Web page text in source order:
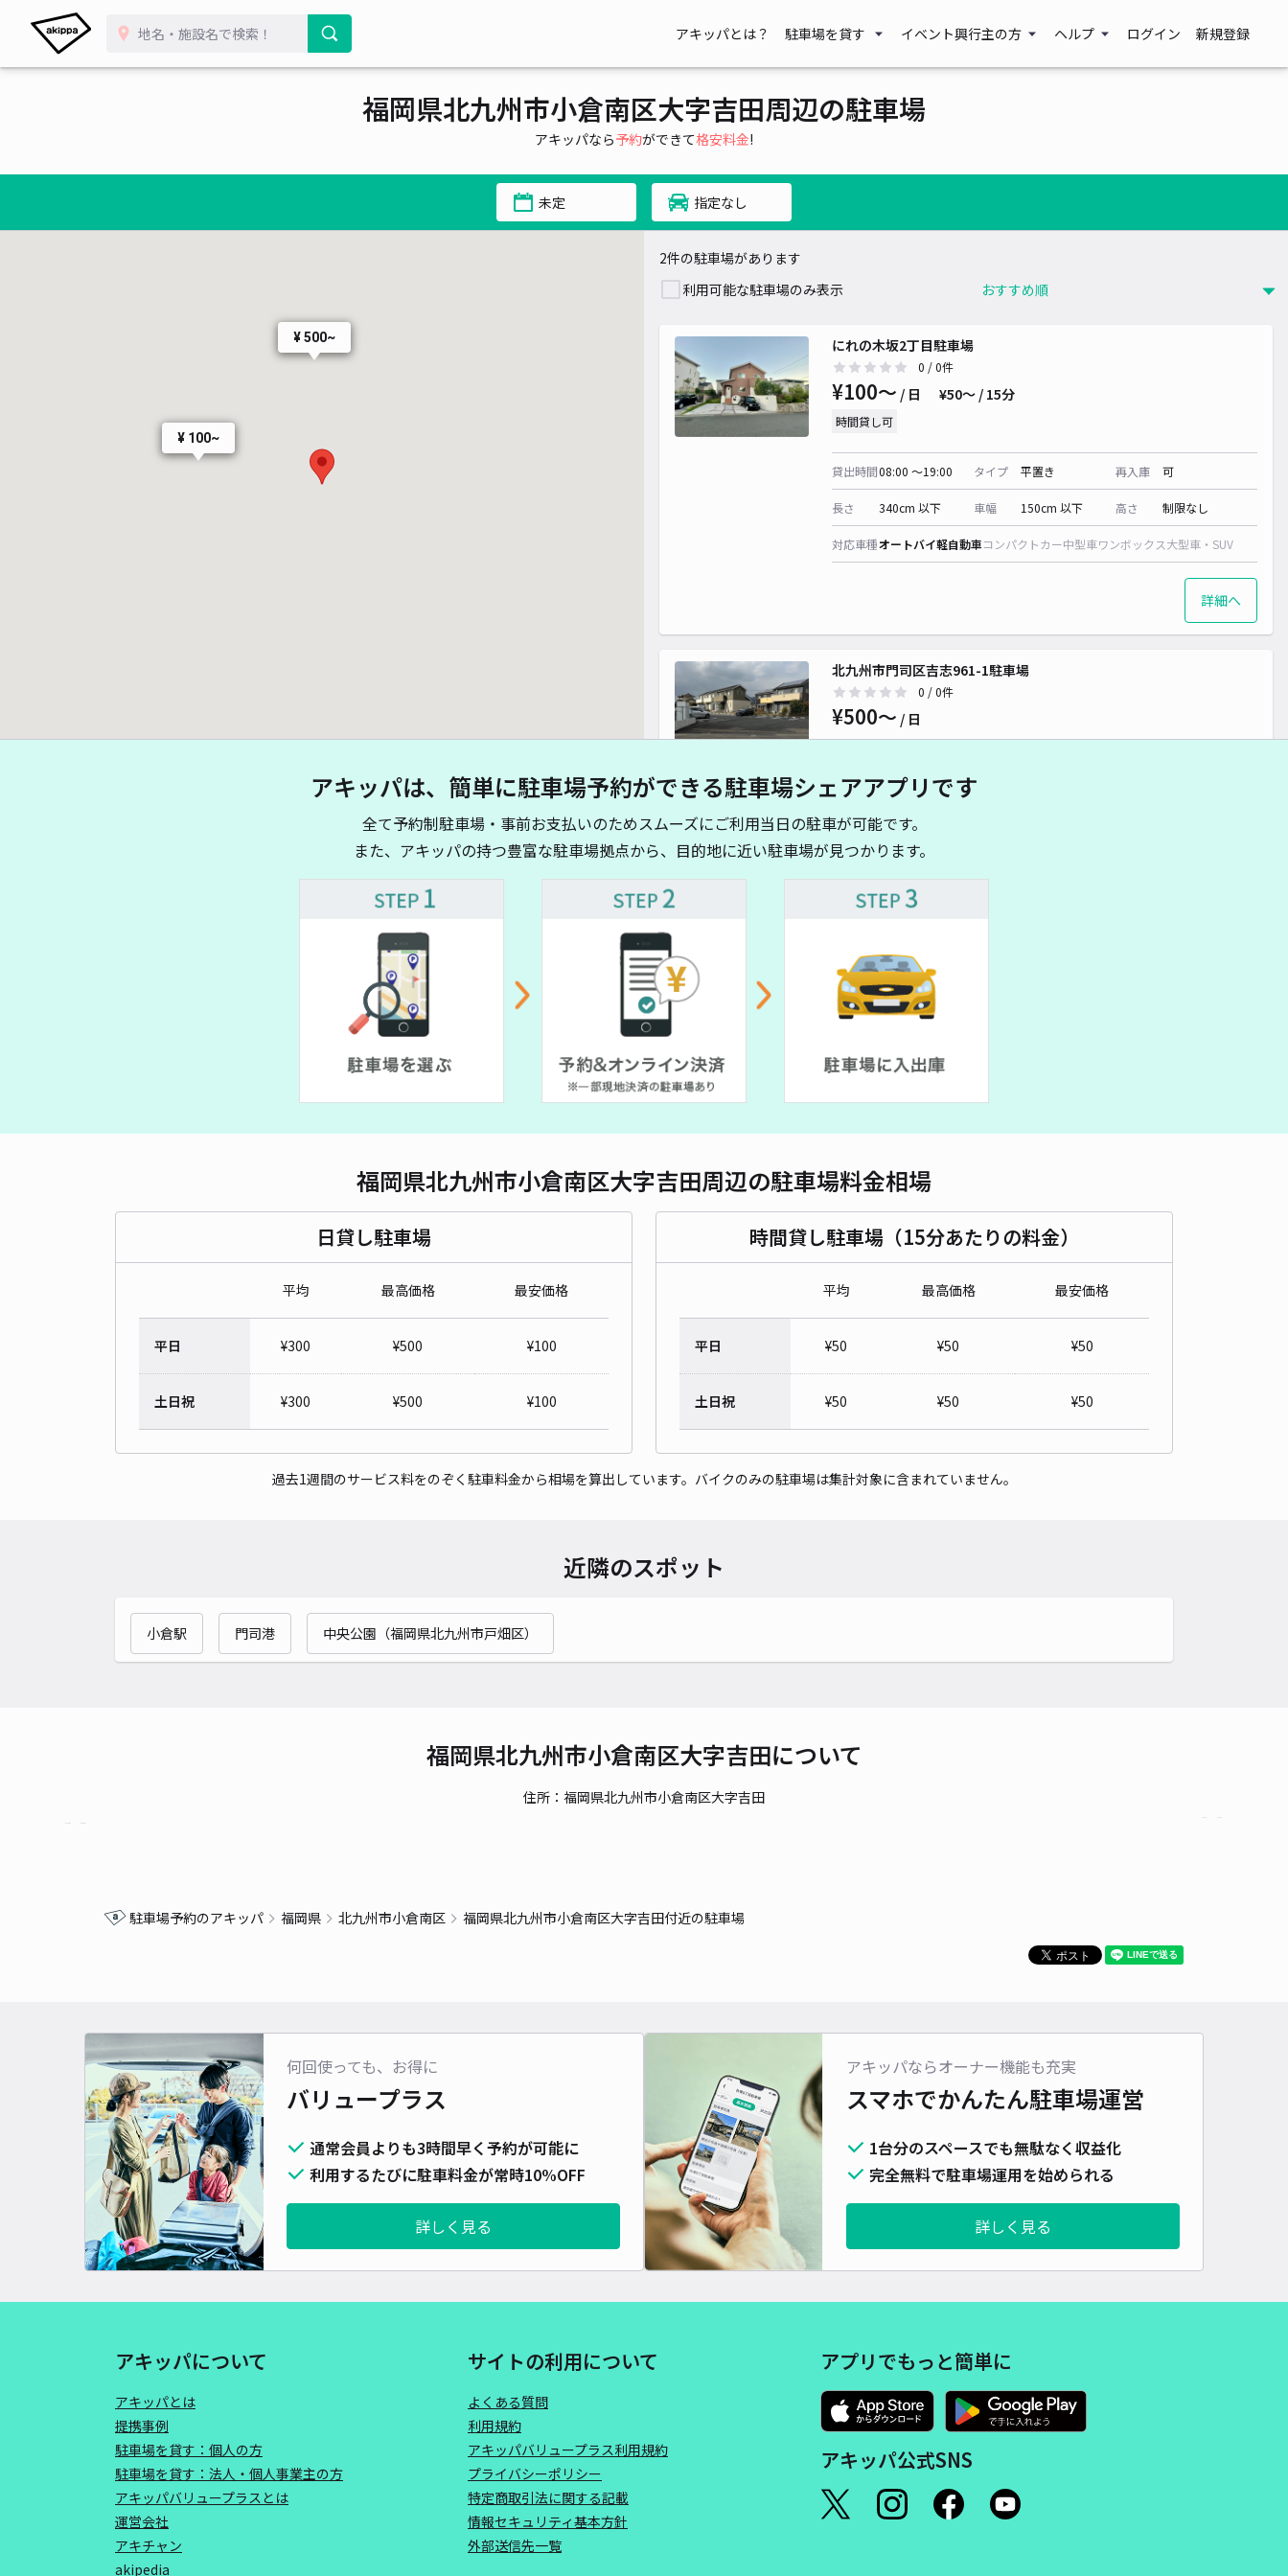
アキッパとは？ 駐車場を貸す イベント興行主の方 ヘルプ ログイン 新規登録
福岡県北九州市小倉南区大字吉田周辺の駐車場
アキッパなら予約ができて格安料金!
未定 指定なし
¥ 100~
¥ 500~
2件の駐車場があります
利用可能な駐車場のみ表示
にれの木坂2丁目駐車場
0 / 0件
¥100〜 / 日 ¥50〜 / 15分
時間貸し可
貸出時間08:00 〜19:00 タイプ 平置き 再入庫 可
長さ 340cm 以下 車幅 150cm 以下 高さ 制限なし
対応車種オートバイ軽自動車コンパクトカー中型車ワンボックス大型車・SUV
詳細へ
北九州市門司区吉志961-1駐車場
0 / 0件
¥500〜 / 日
貸出時間 24時間営業
長さ 460cm 以下
アキッパは、簡単に駐車場予約ができる駐車場シェアアプリです
全て予約制駐車場・事前お支払いのためスムーズにご利用当日の駐車が可能です。
また、アキッパの持つ豊富な駐車場拠点から、目的地に近い駐車場が見つかります。
福岡県北九州市小倉南区大字吉田周辺の駐車場料金相場
日貸し駐車場
平均 最高価格 最安価格
平日 ¥300 ¥500 ¥100
土日祝 ¥300 ¥500 ¥100
時間貸し駐車場（15分あたりの料金）
平均 最高価格 最安価格
平日 ¥50 ¥50 ¥50
土日祝 ¥50 ¥50 ¥50
過去1週間のサービス料をのぞく駐車料金から相場を算出しています。バイクのみの駐車場は集計対象に含まれていません。
近隣のスポット
小倉駅 門司港 中央公園（福岡県北九州市戸畑区）
福岡県北九州市小倉南区大字吉田について
住所：福岡県北九州市小倉南区大字吉田
駐車場予約のアキッパ 福岡県 北九州市小倉南区 福岡県北九州市小倉南区大字吉田付近の駐車場
何回使っても、お得に
バリュープラス
通常会員よりも3時間早く予約が可能に
利用するたびに駐車料金が常時10%OFF
詳しく見る
アキッパならオーナー機能も充実
スマホでかんたん駐車場運営
1台分のスペースでも無駄なく収益化
完全無料で駐車場運用を始められる
詳しく見る
アキッパについて
アキッパとは
提携事例
駐車場を貸す：個人の方
駐車場を貸す：法人・個人事業主の方
アキッパバリュープラスとは
運営会社
アキチャン
akipedia
サイトの利用について
よくある質問
利用規約
アキッパバリュープラス利用規約
プライバシーポリシー
特定商取引法に関する記載
情報セキュリティ基本方針
外部送信先一覧
アプリでもっと簡単に
アキッパ公式SNS